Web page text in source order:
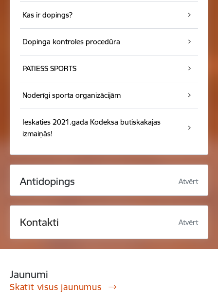
Kas ir dopings?
Dopinga kontroles procedūra
PATIESS SPORTS
Noderīgi sporta organizācijām
Ieskaties 2021.gada Kodeksa būtiskākajās
izmaiņās!
Antidopings Atvērt
Kontakti Atvērt
Jaunumi
Skatīt visus jaunumus